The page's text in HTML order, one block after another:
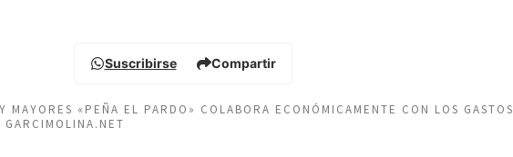
Suscribirse Compartir
«PEÑA EL PARDO» COLABORA ECONÓMICAMENTE CON LOS GASTOS
GARCIMOLINA.NET